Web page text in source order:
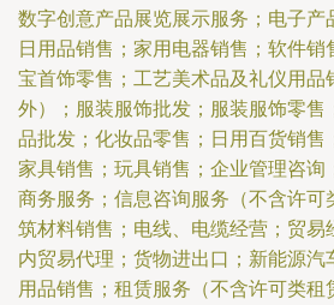
数字创意产品展览展示服务；电子产
日用品销售；家用电器销售；软件销
宝首饰零售；工艺美术品及礼仪用品
外）；服装服饰批发；服装服饰零售
品批发；化妆品零售；日用百货销售
家具销售；玩具销售；企业管理咨询
商务服务；信息咨询服务（不含许可
筑材料销售；电线、电缆经营；贸易
内贸易代理；货物进出口；新能源汽
用品销售；租赁服务（不含许可类